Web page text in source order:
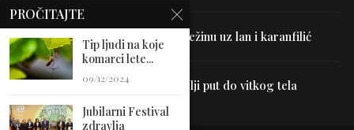
Uništite parazite i normalizujte težinu uz lan i karanfilić
Dr Hajder: Akupunktura je najbolji put do vitkog tela
PROČITAJTE
Tip ljudi na koje
komarci lete...
09/12/2024
Jubilarni Festival
zdravlja